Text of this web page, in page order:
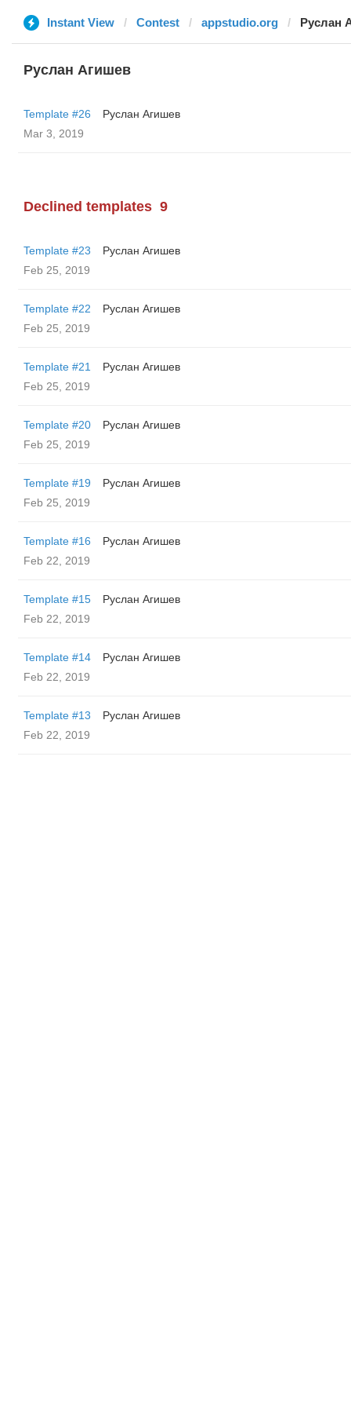
Instant View Contest appstudio.org Руслан
Руслан Агишев
Template #26
Руслан Агишев
Mar 3, 2019
Declined templates 9
Template #23
Руслан Агишев
Feb 25, 2019
Template #22
Руслан Агишев
Feb 25, 2019
Template #21
Руслан Агишев
Feb 25, 2019
Template #20
Руслан Агишев
Feb 25, 2019
Template #19
Руслан Агишев
Feb 25, 2019
Template #16
Руслан Агишев
Feb 22, 2019
Template #15
Руслан Агишев
Feb 22, 2019
Template #14
Руслан Агишев
Feb 22, 2019
Template #13
Руслан Агишев
Feb 22, 2019